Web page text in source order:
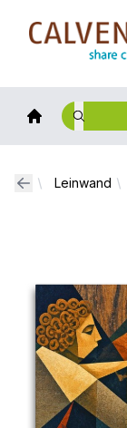
Calvendo
Leinwand